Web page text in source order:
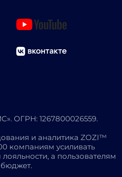
ОГРН: 1267800026559.
и аналитика ZOZI™
компаниям усиливать
а пользователям